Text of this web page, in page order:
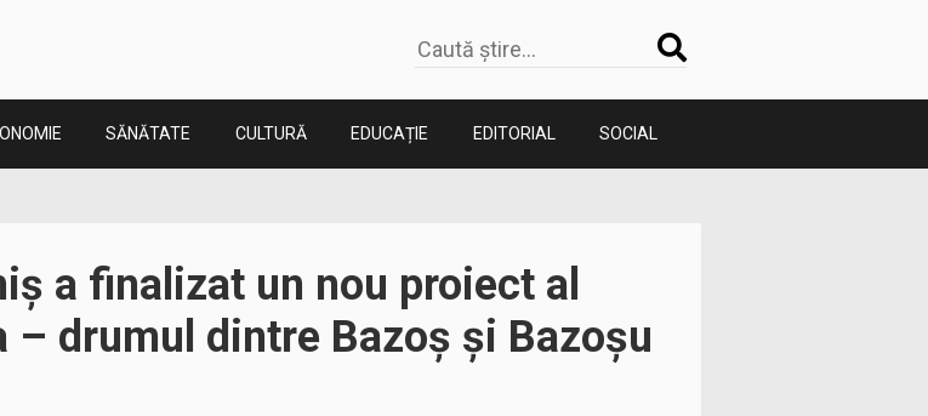
SĂNĂTATE CULTURĂ EDUCAȚIE EDITORIAL SOCIAL
a finalizat un nou proiect al
– drumul dintre Bazoș și Bazoșu